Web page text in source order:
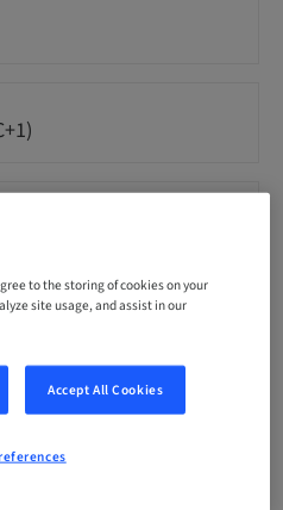
to the storing of cookies on your
site usage, and assist in our
Accept All Cookies